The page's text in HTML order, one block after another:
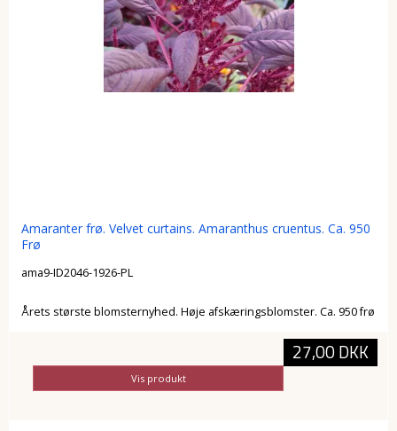
Amaranter frø. Velvet curtains. Amaranthus cruentus. Ca. 950
Frø
ama9-ID2046-1926-PL
Årets største blomsternyhed. Høje afskæringsblomster. Ca. 950 frø
27,00 DKK
Vis produkt